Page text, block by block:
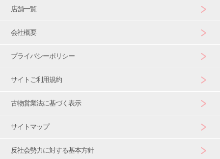
店舗一覧
会社概要
プライバシーポリシー
サイトご利用規約
古物営業法に基づく表示
サイトマップ
反社会勢力に対する基本方針